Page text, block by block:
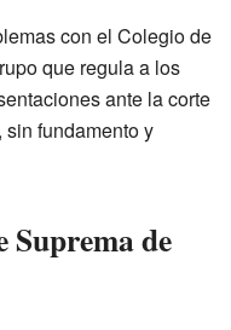
con el Colegio de
que regula a los
ante la corte
fundamento y
Suprema de